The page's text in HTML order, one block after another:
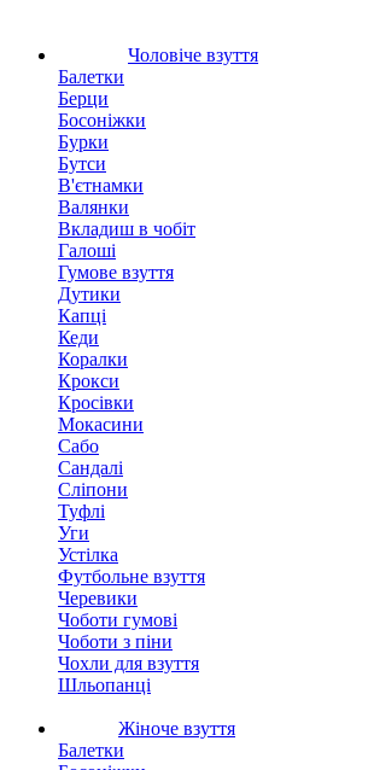
Чоловіче взуття
Балетки
Берци
Босоніжки
Бурки
Бутси
В'єтнамки
Валянки
Вкладиш в чобіт
Галоші
Гумове взуття
Дутики
Капці
Кеди
Коралки
Крокси
Кросівки
Мокасини
Сабо
Сандалі
Сліпони
Туфлі
Уги
Устілка
Футбольне взуття
Черевики
Чоботи гумові
Чоботи з піни
Чохли для взуття
Шльопанці
Жіноче взуття
Балетки